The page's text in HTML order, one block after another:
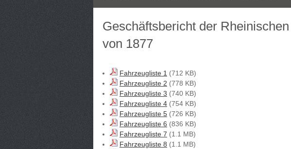
Geschäftsbericht der
von 1877
Fahrzeugliste 1 (712 KB)
Fahrzeugliste 2 (778 KB)
Fahrzeugliste 3 (740 KB)
Fahrzeugliste 4 (754 KB)
Fahrzeugliste 5 (726 KB)
Fahrzeugliste 6 (836 KB)
Fahrzeugliste 7 (1.1 MB)
Fahrzeugliste 8 (1.1 MB)